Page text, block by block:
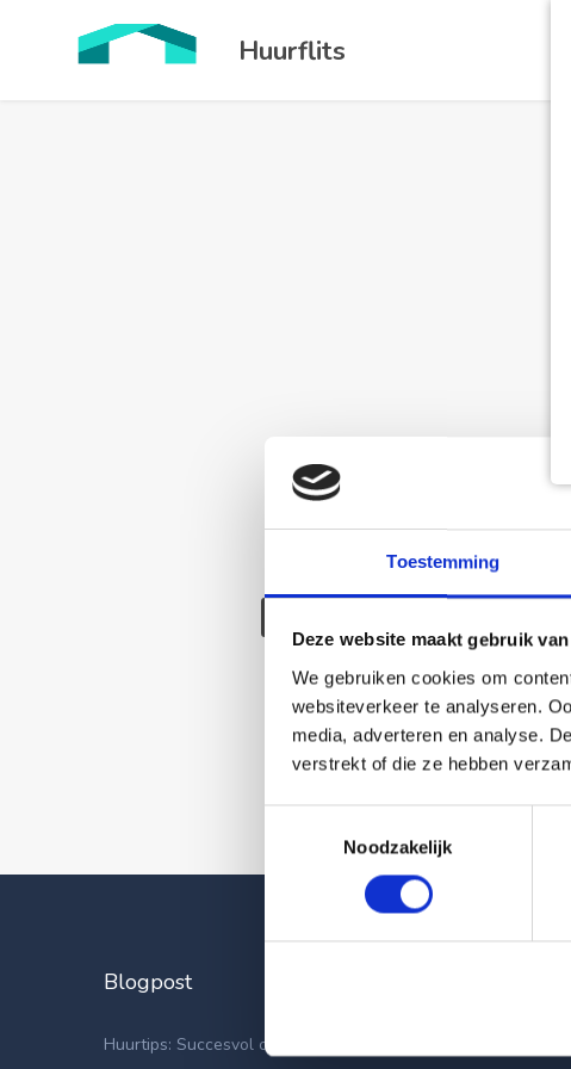
Toestemming
Deze website maakt gebruik
We gebruiken cookies om
websiteverkeer te analyseren.
media, adverteren en analyse.
verstrekt of die ze hebben
Noodzakelijk
Huurflits
Deze
Blogpost
Huurtips: Succesvol op zoek naar een nieuwe